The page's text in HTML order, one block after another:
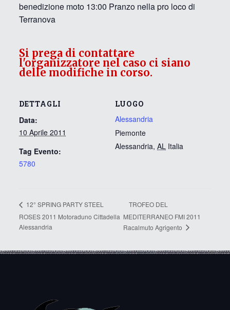
benedizione moto 13:00 Pranzo nella pro loco di
Terranova
DETTAGLI
Data:
10 Aprile 2011
Tag Evento:
5780
LUOGO
Alessandria
Piemonte
Alessandria, AL Italia
Si prega di contattare
l'organizzatore nel caso ci siano
delle modifiche in corso.
12° SPRING PARTY STEEL
ROSES 2011 Motoraduno Cittadella
Alessandria
TROFEO DEL
MEDITERRANEO FMI 2011
Racalmuto Agrigento